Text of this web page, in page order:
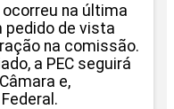
na última
pedido de vista
na comissão.
a PEC seguirá
e,